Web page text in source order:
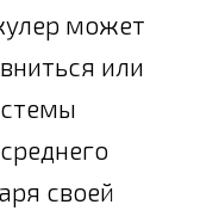
может
или
своей